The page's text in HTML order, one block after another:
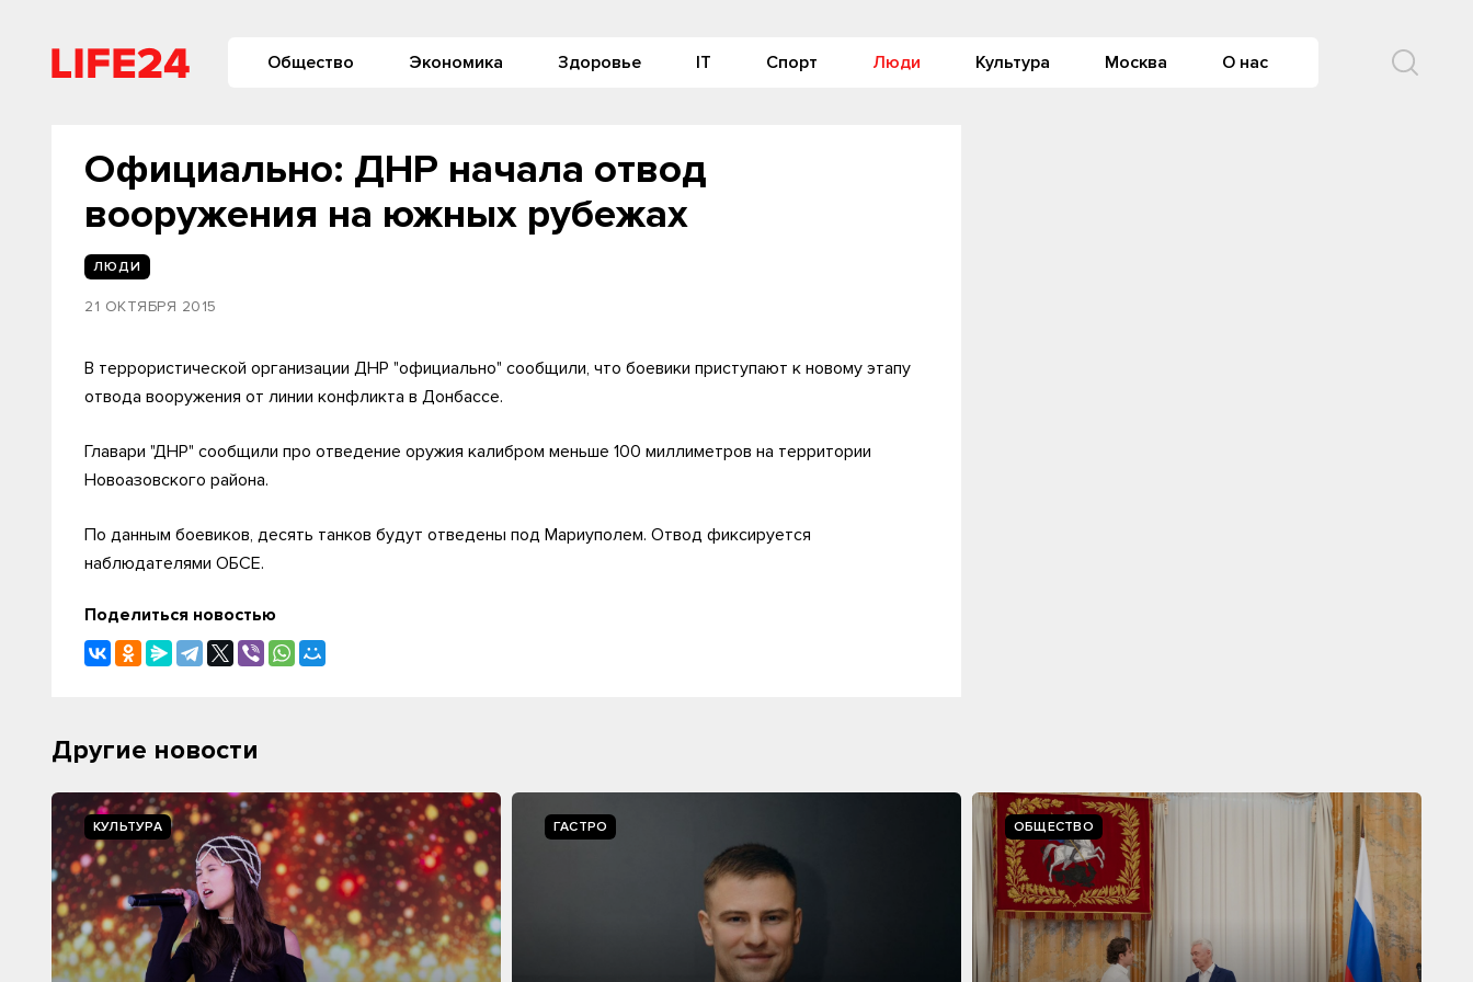
Общество Экономика Здоровье IT Спорт Люди Культура Москва О нас
Официально: ДНР начала отвод
вооружения на южных рубежах
ЛЮДИ
21 ОКТЯБРЯ 2015
В террористической организации ДНР "официально" сообщили, что боевики приступают к новому этапу
отвода вооружения от линии конфликта в Донбассе.
Главари "ДНР" сообщили про отведение оружия калибром меньше 100 миллиметров на территории
Новоазовского района.
По данным боевиков, десять танков будут отведены под Мариуполем. Отвод фиксируется
наблюдателями ОБСЕ.
Поделиться новостью
Другие новости
КУЛЬТУРА ГАСТРО ОБЩЕСТВО